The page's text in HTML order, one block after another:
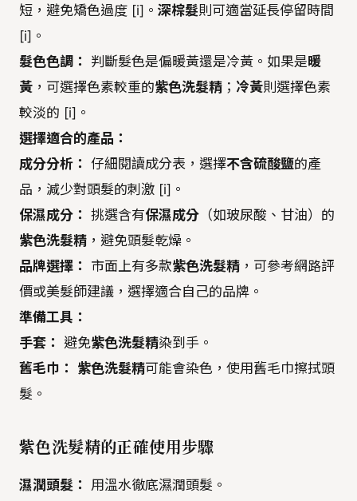
短，避免矯色過度 [i]。 深棕髮則可適當延長停留時間
[i]。
髮色色調：
判斷髮色是偏暖黃還是冷黃。如果是暖
黃 ，可選擇色素較重的紫色洗髮精 ； 冷黃則選擇色素
較淡的 [i]。
選擇適合的產品：
成分分析： 仔細閱讀成分表，選擇不含硫酸鹽的產
品，減少對頭髮的刺激 [i]。
保濕成分： 挑選含有保濕成分 （如玻尿酸、甘油）的
紫色洗髮精 ，避免頭髮乾燥。
品牌選擇：
市面上有多款紫色洗髮精 ，可參考網路評
價或美髮師建議，選擇適合自己的品牌。
準備工具：
手套：
避免紫色洗髮精染到手。
舊毛巾：
紫色洗髮精可能會染色，使用舊毛巾擦拭頭
髮。
紫色洗髮精的正確使用步驟
濕潤頭髮：
用溫水徹底濕潤頭髮。